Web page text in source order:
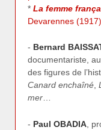
* La femme
Devarennes
- Bernard
documentariste,
des figures de
Canard enchaîné,
mer…
- Paul OBADIA ,